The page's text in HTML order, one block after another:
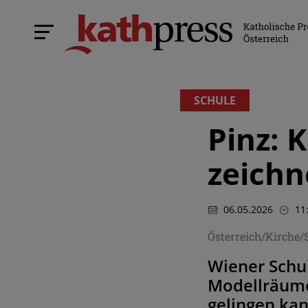
SCHULE
Pinz:
06.05.2026
Österreich/
Wiener